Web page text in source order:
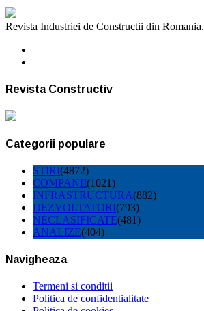
Revista Industriei de Constructii din Romania.
Revista Constructiv
Categorii populare
STIRI(4872)
COMPANII(1021)
INFRASTRUCTURA(882)
DEZVOLTATORI(793)
NECLASIFICATE(481)
ANALIZE(404)
Navigheaza
Termeni si conditii
Politica de confidentialitate